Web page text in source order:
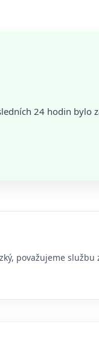
24 hodin bylo
považujeme službu